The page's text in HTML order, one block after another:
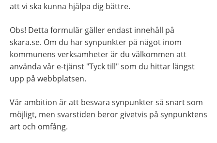
att vi ska kunna hjälpa dig bättre.
Obs! Detta formulär gäller endast innehåll på
skara.se. Om du har synpunkter på något inom
kommunens verksamheter är du välkommen att
använda vår e-tjänst "Tyck till" som du hittar längst
upp på webbplatsen.
Vår ambition är att besvara synpunkter så snart som
möjligt, men svarstiden beror givetvis på synpunktens
art och omfång.